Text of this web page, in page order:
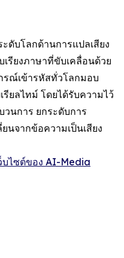
ดับโลกด้านการแปลเสียง
เรียงภาษาที่ขับเคลื่อนด้วย
รณ์เข้ารหัสทั่วโลกมอบ
ยลไทม์ โดยได้รับความไว้
วนการ ยกระดับการ
นจากข้อความเป็นเสียง
บไซต์ของ AI-Media